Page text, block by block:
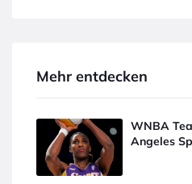
Mehr entdecken
WNBA
Angeles